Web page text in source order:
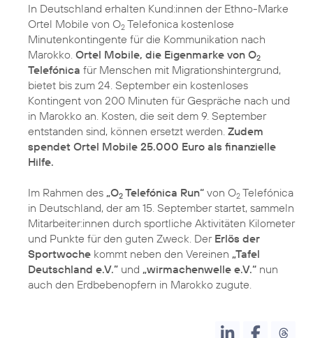
In Deutschland erhalten Kund:innen der Ethno-Marke
Ortel Mobile von O2 Telefonica kostenlose
Minutenkontingente für die Kommunikation nach
Marokko. Ortel Mobile, die Eigenmarke von O2
Telefónica für Menschen mit Migrationshintergrund,
bietet bis zum 24. September ein kostenloses
Kontingent von 200 Minuten für Gespräche nach und
in Marokko an. Kosten, die seit dem 9. September
entstanden sind, können ersetzt werden. Zudem
spendet Ortel Mobile 25.000 Euro als finanzielle
Hilfe.
Im Rahmen des „O2 Telefónica Run“ von O2 Telefónica
in Deutschland, der am 15. September startet, sammeln
Mitarbeiter:innen durch sportliche Aktivitäten Kilometer
und Punkte für den guten Zweck. Der Erlös der
Sportwoche kommt neben den Vereinen „Tafel
Deutschland e.V.” und „wirmachenwelle e.V.“ nun
auch den Erdbebenopfern in Marokko zugute.